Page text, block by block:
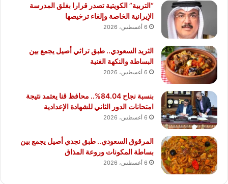
“التربية” الكويتية تصدر قرارا بغلق المدرسة
الإيرانية الخاصة وإلغاء ترخيصها
6 أغسطس، 2026
الثريد السعودي.. طبق تراثي أصيل يجمع بين
البساطة والنكهة الغنية
6 أغسطس، 2026
بنسبة نجاح 84.04%.. محافظ قنا يعتمد نتيجة
امتحانات الدور الثاني للشهادة الإعدادية
6 أغسطس، 2026
المرقوق السعودي.. طبق نجدي أصيل يجمع بين
بساطة المكونات وروعة المذاق
6 أغسطس، 2026